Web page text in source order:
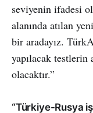
seviyenin ifadesi
alanında atılan
bir aradayız.
yapılacak testlerin
olacaktır.”
“Türkiye-Rusya